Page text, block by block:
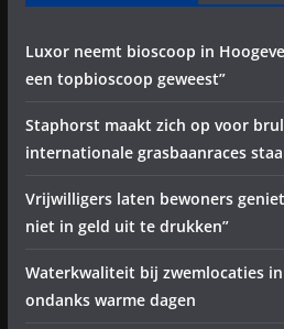
Luxor neemt bioscoop in
een topbioscoop geweest”
Staphorst maakt zich op voor
internationale grasbaanraces
Vrijwilligers laten bewoners
niet in geld uit te drukken”
Waterkwaliteit bij zwemlocaties
ondanks warme dagen